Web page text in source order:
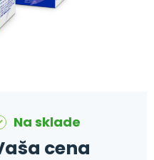
Na sklade
cena